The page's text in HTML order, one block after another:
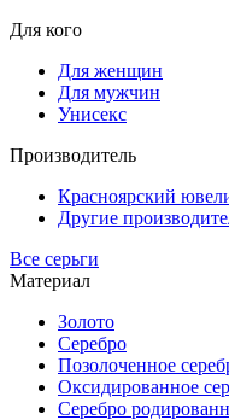
Для кого
Для женщин
Для мужчин
Унисекс
Производитель
Красноярский
Другие
Все серьги
Материал
Золото
Серебро
Позолоченное
Оксидированное
Серебро